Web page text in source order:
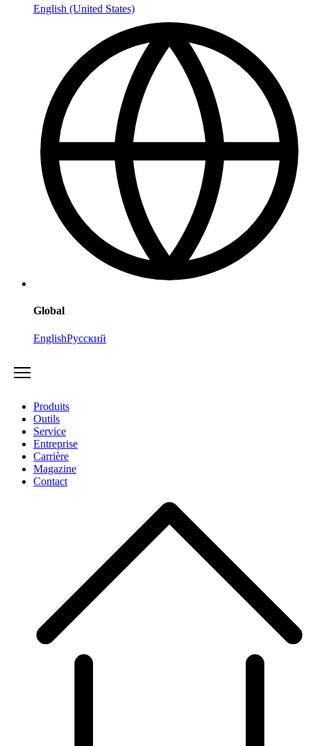
English (United States)
Global
EnglishРусский
Produits
Outils
Service
Entreprise
Carrière
Magazine
Contact